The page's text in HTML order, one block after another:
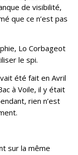
de visibilité,
que ce n’est pas
Lo Corbageot
le spi.
été fait en Avril
à Voile, il y était
rien n’est
sur la même